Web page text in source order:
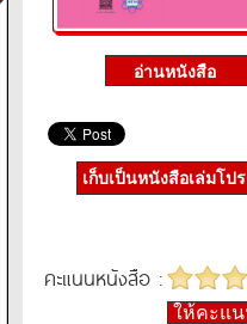
เก็บเป็นหนังสือเล่มโป
คะแนนหนังสือ :
ให้คะแ